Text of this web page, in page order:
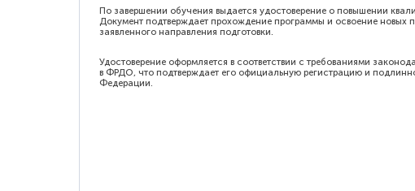
По завершении обучения выдается удостоверение о повышении
Документ подтверждает прохождение программы и освоение новых
заявленного направления подготовки.
Удостоверение оформляется в соответствии с требованиями
в ФРДО, что подтверждает его официальную регистрацию и
Федерации.